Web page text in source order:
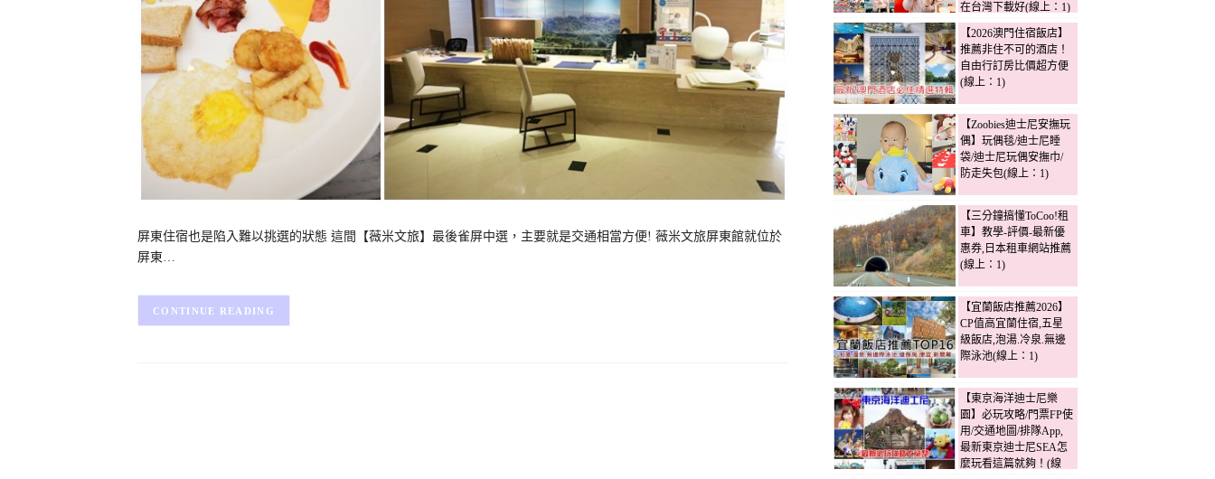
屏東住宿也是陷入難以挑選的狀態 這間【薇米文旅】最後雀屏中選，主要就是交通相當方便! 薇米文旅屏東館就位於
屏東…
CONTINUE READING
在台灣下載好(線上：1)
【2026澳門住宿飯店】
推薦非住不可的酒店！
自由行訂房比價超方便
(線上：1)
【Zoobies迪士尼安撫玩
偶】玩偶毯/迪士尼睡
袋/迪士尼玩偶安撫巾/
防走失包(線上：1)
【三分鐘搞懂ToCoo!租
車】教學-評價-最新優
惠券,日本租車網站推薦
(線上：1)
【宜蘭飯店推薦2026】
CP值高宜蘭住宿,五星
級飯店,泡湯.冷泉.無邊
際泳池(線上：1)
【東京海洋迪士尼樂
園】必玩攻略/門票FP使
用/交通地圖/排隊App,
最新東京迪士尼SEA怎
麼玩看這篇就夠！(線